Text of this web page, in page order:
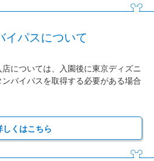
イパスについて
については、入園後に東京ディズニ
バイパスを取得する必要がある場合
しくはこちら